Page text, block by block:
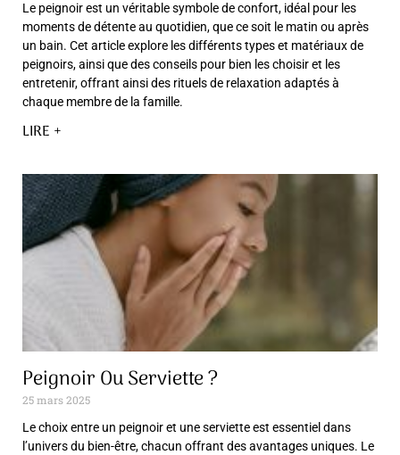
Le peignoir est un véritable symbole de confort, idéal pour les
moments de détente au quotidien, que ce soit le matin ou après
un bain. Cet article explore les différents types et matériaux de
peignoirs, ainsi que des conseils pour bien les choisir et les
entretenir, offrant ainsi des rituels de relaxation adaptés à
chaque membre de la famille.
LIRE +
Peignoir Ou Serviette ?
25 mars 2025
Le choix entre un peignoir et une serviette est essentiel dans
l’univers du bien-être, chacun offrant des avantages uniques. Le